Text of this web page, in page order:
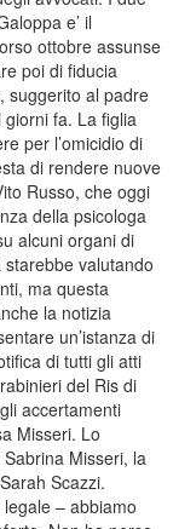
e’ il
ottobre assunse
poi di fiducia
suggerito al padre
fa. La figlia
per l’omicidio di
di rendere nuove
Russo, che oggi
della psicologa
alcuni organi di
valutando
ma questa
la notizia
un’istanza di
di tutti gli atti
del Ris di
accertamenti
Misseri. Lo
Sabrina Misseri, la
Scazzi.
– abbiamo